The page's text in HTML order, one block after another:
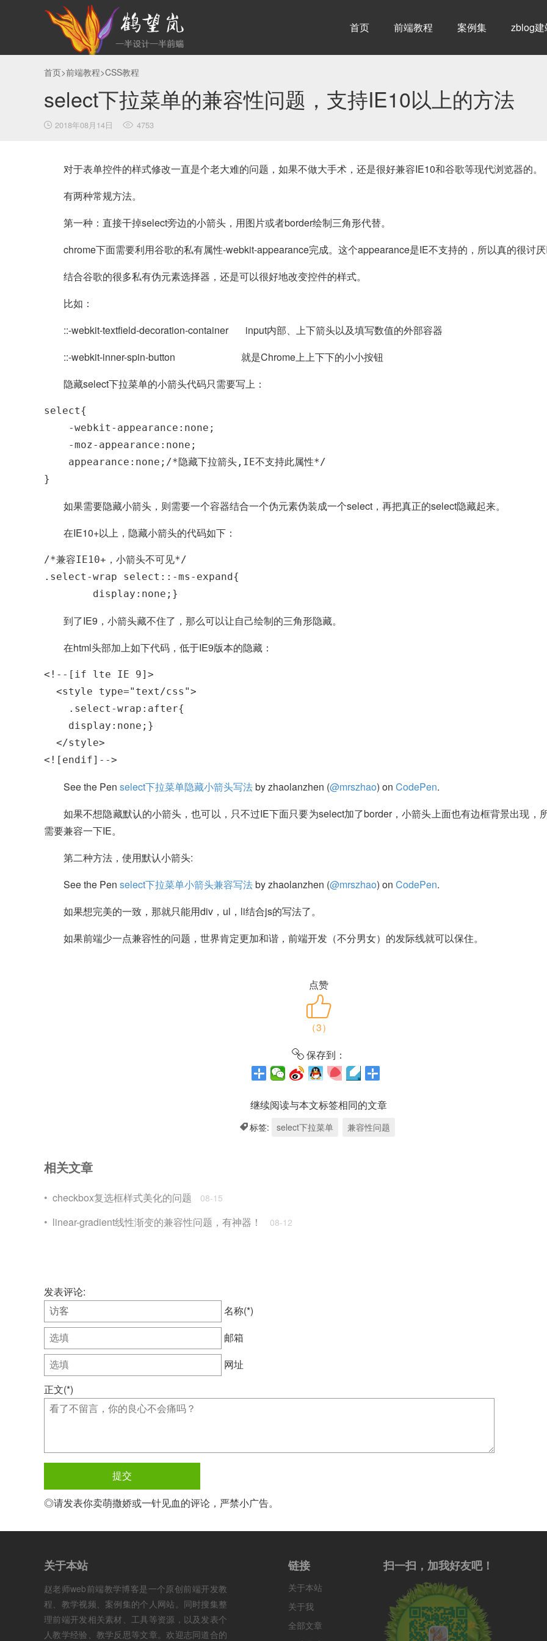
首页 前端教程 案例集 zblog建
首页>前端教程>CSS教程
select下拉菜单的兼容性问题，支持IE10以上的方法
2018年08月14日 4753
对于表单控件的样式修改一直是个老大难的问题，如果不做大手术，还是很好兼容IE10和谷歌等现代浏览器的。
有两种常规方法。
第一种：直接干掉select旁边的小箭头，用图片或者border绘制三角形代替。
chrome下面需要利用谷歌的私有属性-webkit-appearance完成。这个appearance是IE不支持的，所以真的很讨
结合谷歌的很多私有伪元素选择器，还是可以很好地改变控件的样式。
比如：
::-webkit-textfield-decoration-container input内部、上下箭头以及填写数值的外部容器
::-webkit-inner-spin-button 就是Chrome上上下下的小小按钮
隐藏select下拉菜单的小箭头代码只需要写上：
select{
-webkit-appearance:none;
-moz-appearance:none;
appearance:none;/*隐藏下拉箭头,IE不支持此属性*/
}
如果需要隐藏小箭头，则需要一个容器结合一个伪元素伪装成一个select，再把真正的select隐藏起来。
在IE10+以上，隐藏小箭头的代码如下：
/*兼容IE10+，小箭头不可见*/
.select-wrap select::-ms-expand{
	display:none;}
到了IE9，小箭头藏不住了，那么可以让自己绘制的三角形隐藏。
在html头部加上如下代码，低于IE9版本的隐藏：
<!--[if lte IE 9]>
<style type="text/css">
.select-wrap:after{
display:none;}
</style>
<![endif]-->
See the Pen select下拉菜单隐藏小箭头写法by zhaolanzhen (@mrszhao) on CodePen.
如果不想隐藏默认的小箭头，也可以，只不过IE下面只要为select加了border，小箭头上面也有边框背景出现，
需要兼容一下IE。
第二种方法，使用默认小箭头:
See the Pen select下拉菜单小箭头兼容写法by zhaolanzhen (@mrszhao) on CodePen.
如果想完美的一致，那就只能用div，ul，li结合js的写法了。
如果前端少一点兼容性的问题，世界肯定更加和谐，前端开发（不分男女）的发际线就可以保住。
点赞
（3）
保存到：
继续阅读与本文标签相同的文章
标签: select下拉菜单 兼容性问题
相关文章
checkbox复选框样式美化的问题 08-15
linear-gradient线性渐变的兼容性问题，有神器！ 08-12
发表评论:
名称(*)
邮箱
网址
正文(*)
◎请发表你卖萌撒娇或一针见血的评论，严禁小广告。
关于本站
赵老师web前端教学博客是一个原创前端开发教
程、教学视频、案例集的个人网站。同时搜集整
理前端开发相关素材、工具等资源，以及发表个
人教学经验、教学反思等文章。欢迎志同道合的
链接
关于本站
关于我
全部文章
扫一扫，加我好友吧！